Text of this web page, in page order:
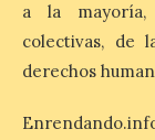
músico
Segovia lanza
a la mayoría,
colectivas, de
derechos